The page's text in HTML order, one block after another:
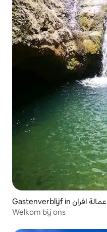
Gastenverblijf in عمالة افران
Welkom bij ons